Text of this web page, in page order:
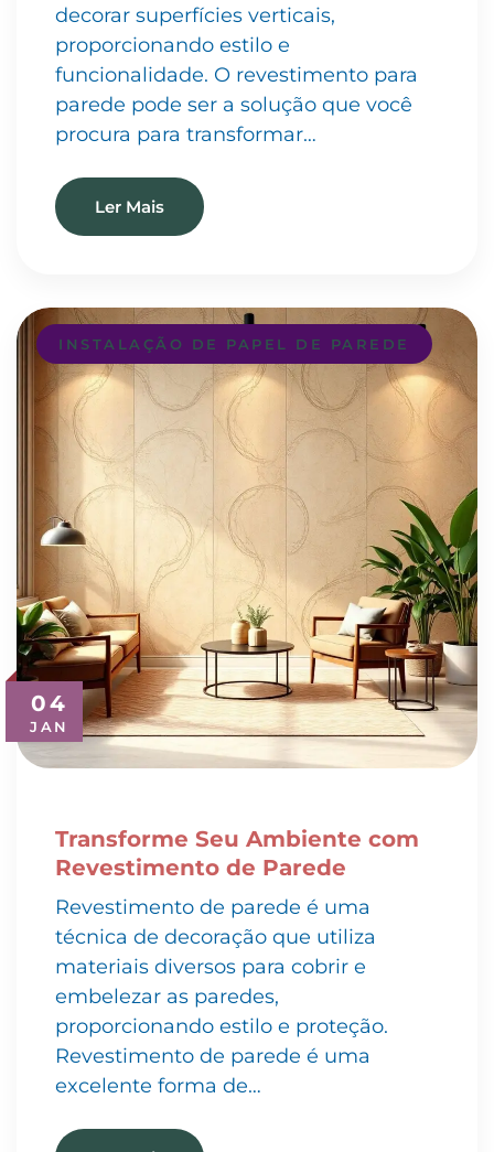
decorar superfícies verticais,
proporcionando estilo e
funcionalidade. O revestimento para
parede pode ser a solução que você
procura para transformar…
Ler Mais
04
JAN
INSTALAÇÃO DE PAPEL DE PAREDE
Transforme Seu Ambiente com
Revestimento de Parede
Revestimento de parede é uma
técnica de decoração que utiliza
materiais diversos para cobrir e
embelezar as paredes,
proporcionando estilo e proteção.
Revestimento de parede é uma
excelente forma de…